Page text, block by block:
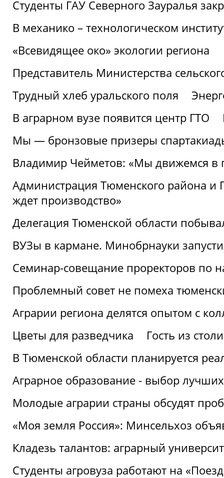
Студенты ГАУ Северного Зауралья
В механико – технологическом
«Всевидящее око» экологии региона
Представитель Министерства
Трудный хлеб уральского поля
В аграрном вузе появится центр ГТО
Мы — бронзовые призеры
Владимир Чейметов: «Мы движемся в
Администрация Тюменского района и
ждет производство»
Делегация Тюменской области
ВУЗы в кармане. Минобрнауки
Семинар-совещание проректоров по
Проблемный совет не помеха
Аграрии региона делятся опытом с
Цветы для разведчика
Гость из
В Тюменской области планируется
Аграрное образование - выбор лучших
Молодые аграрии страны обсудят
«Моя земля Россия»: Минсельхоз
Кладезь талантов: аграрный
Студенты агровуза работают на